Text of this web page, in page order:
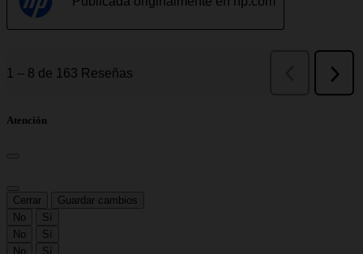
Atención
Cerrar
Guardar cambios
No
Sí
No
Sí
No
Sí